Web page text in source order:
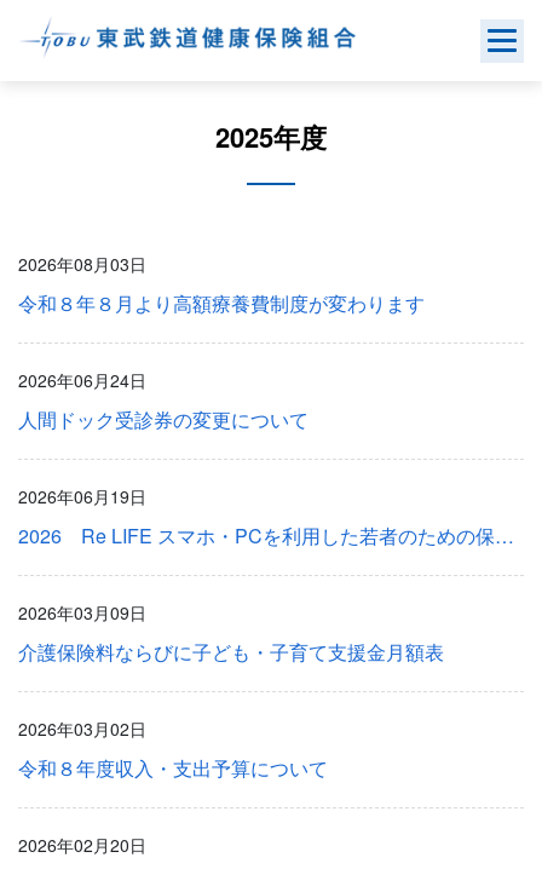
2025年度
2026年08月03日
令和８年８月より高額療養費制度が変わります
2026年06月24日
人間ドック受診券の変更について
2026年06月19日
2026 Re LIFE スマホ・PCを利用した若者のための保健指導のご案内
2026年03月09日
介護保険料ならびに子ども・子育て支援金月額表
2026年03月02日
令和８年度収入・支出予算について
2026年02月20日